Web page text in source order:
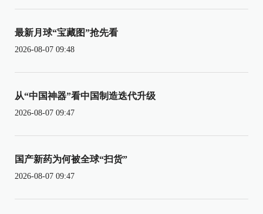
最新月球“宝藏图”抢先看
2026-08-07 09:48
从“中国神器”看中国制造迭代升级
2026-08-07 09:47
国产新药为何被全球“扫货”
2026-08-07 09:47